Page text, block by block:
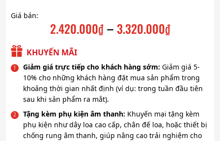
Giá bán:
2.420.000₫ – 3.320.000₫
Khoảng
từ
2.420.000₫
đến
3.320.000₫
KHUYẾN MÃI
Giảm giá trực tiếp cho khách hàng sớm: Giảm giá 5-
10% cho những khách hàng đặt mua sản phẩm trong
khoảng thời gian nhất định (ví dụ: trong tuần đầu tiên
sau khi sản phẩm ra mắt).
Tặng kèm phụ kiện âm thanh: Khuyến mại tặng kèm
phụ kiện như dây loa cao cấp, chân đế loa, hoặc thiết bị
chống rung âm thanh, giúp nâng cao trải nghiệm cho